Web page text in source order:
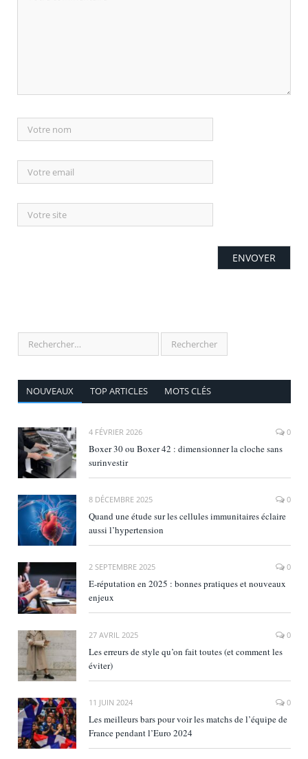
NOUVEAUX TOP ARTICLES MOTS CLÉS
4 FÉVRIER 2026 0
Boxer 30 ou Boxer 42 : dimensionner la cloche sans
surinvestir
8 DÉCEMBRE 2025 0
Quand une étude sur les cellules immunitaires éclaire
aussi l’hypertension
2 SEPTEMBRE 2025 0
E‑réputation en 2025 : bonnes pratiques et nouveaux
enjeux
27 AVRIL 2025 0
Les erreurs de style qu’on fait toutes (et comment les
éviter)
11 JUIN 2024 0
Les meilleurs bars pour voir les matchs de l’équipe de
France pendant l’Euro 2024